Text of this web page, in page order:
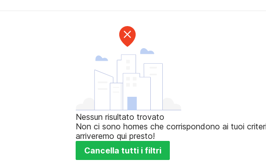
Nessun risultato trovato
Non ci sono homes che corrispondono ai tuoi
arriveremo qui presto!
Cancella tutti i filtri